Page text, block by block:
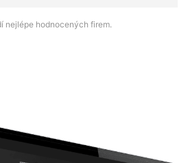
nejlépe hodnocených firem.